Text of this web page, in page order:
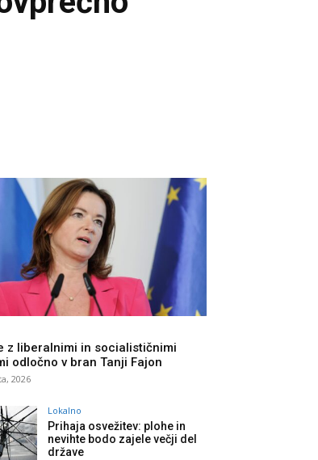
z liberalnimi in socialističnimi
odločno v bran Tanji Fajon
2026
Lokalno
Prihaja osvežitev: plohe in
nevihte bodo zajele večji del
države